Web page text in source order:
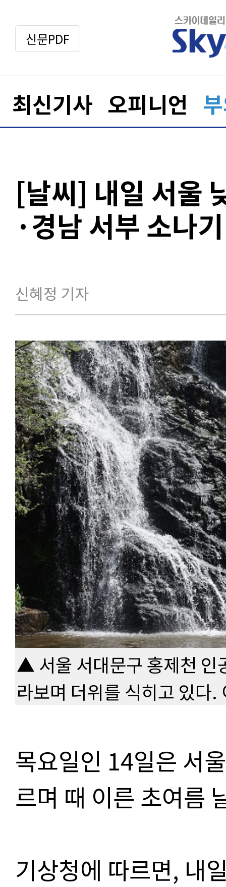
신문PDF
최신기사 오피니언
[날씨] 내일 서울
·경남 서부 소나기
신혜정 기자
▲ 서울 서대문구 홍제천 인
라보며 더위를 식히고 있다.
목요일인 14일은 서
르며 때 이른 초여름
기상청에 따르면, 내